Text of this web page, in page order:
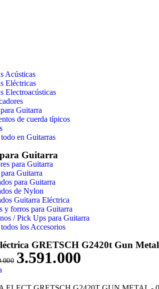
Acústicas
Eléctricas
Electroacústicas
Guitarra
de cuerda típicos
en Guitarras
para Guitarra
para Guitarra
Guitarra
para Guitarra
de Nylon
Guitarra Eléctrica
y forros para Guitarra
/ Pick Ups para Guitarra
los Accesorios
GRETSCH G2420t Gun Metal
3.591.000